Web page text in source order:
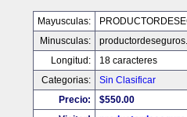
Mayusculas:
Minusculas:
Longitud:
18 caracteres
Categorias:
Sin Clasificar
Precio:
$550.00